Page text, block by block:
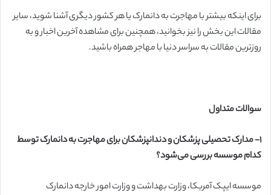
برای اینکه بیشتر با مهاجرت به دانمارک یا هر کشور دیگری آشنا شوید، سایر
مقالات این بخش را نیز بخوانید، همچنین برای مشاهده آخرین اخبار و به
روزترین مقالات به سراسر دنیا با مهاجر همراه باشید.
سوالات متداول
۱- مدارک تحصیلی پزشکان و دندانپزشکان برای مهاجرت به دانمارک توسط
کدام موسسه بررسی می‌شود؟
موسسه ایپک آمریکا، وزارت بهداشت و وزارت امور خارجه دانمارک